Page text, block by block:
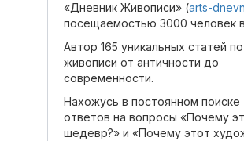
«Дневник Живописи» (arts-
посещаемостью 3000 человек в
Автор 165 уникальных статей по
живописи от античности до
современности.
Нахожусь в постоянном поиске
ответов на вопросы «Почему
шедевр?» и «Почему этот